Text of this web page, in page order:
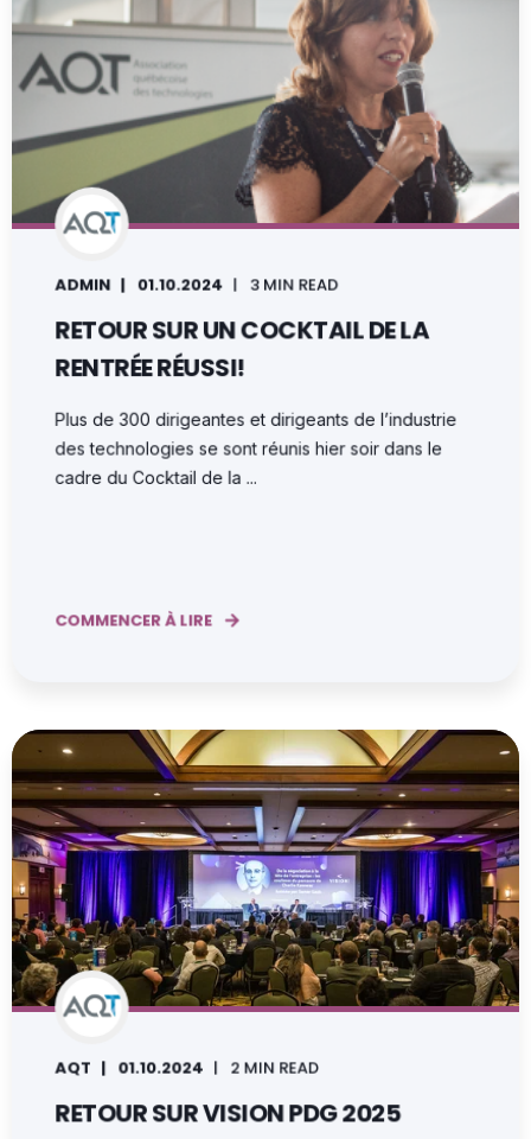
ADMIN 01.10.2024 3 MIN READ
RETOUR SUR UN COCKTAIL DE LA
RENTRÉE RÉUSSI!
Plus de 300 dirigeantes et dirigeants de l’industrie
des technologies se sont réunis hier soir dans le
cadre du Cocktail de la ...
COMMENCER À LIRE
AQT 01.10.2024 2 MIN READ
RETOUR SUR VISION PDG 2025